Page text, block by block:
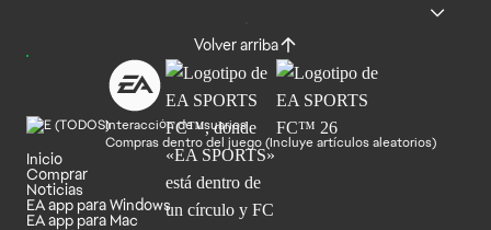
Volver arriba
Interacción de usuarios
Compras dentro del juego (Incluye artículos aleatorios)
Inicio
Comprar
Noticias
EA app para Windows
EA app para Mac